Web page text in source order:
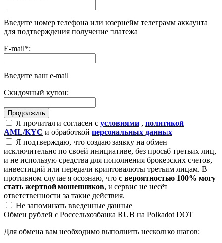
Введите номер телефона или юзернейм телеграмм аккаунта
для подтверждения получение платежа
E-mail*:
Введите ваш e-mail
Скидочный купон:
Я прочитал и согласен с условиями , политикой
AML/KYC и обработкой персональных данных
Я подтверждаю, что создаю заявку на обмен
исключительно по своей инициативе, без просьб третьих лиц,
и не использую средства для пополнения брокерских счетов,
инвестиций или передачи криптовалюты третьим лицам. В
противном случае я осознаю, что с вероятностью 100% могу
стать жертвой мошенников, и сервис не несёт
ответственности за такие действия.
Не запоминать введенные данные
Обмен рублей с Россельхозбанка RUB на Polkadot DOT
Для обмена вам необходимо выполнить несколько шагов: